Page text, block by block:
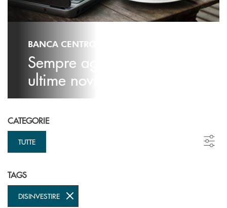
BANCA CENTRO EMILIA - NEWS
Sempre aggiornato sulle
ultime novità
CATEGORIE
TUTTE
TAGS
DISINVESTIRE